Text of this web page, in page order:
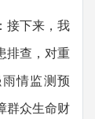
下来，我
排查，对重
情监测预
群众生命财